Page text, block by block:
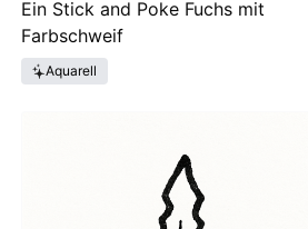
Ein Stick and Poke Fuchs mit
Farbschweif
Aquarell